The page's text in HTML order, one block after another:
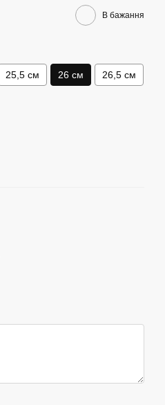
В бажання
25,5 см 26 см 26,5 см